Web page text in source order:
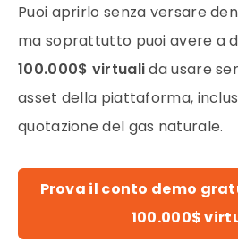
Puoi aprirlo senza versare
ma soprattutto puoi avere a
100.000$ virtualida usare
asset della piattaforma,
quotazione del gas naturale.
Prova il conto demo
100.000$